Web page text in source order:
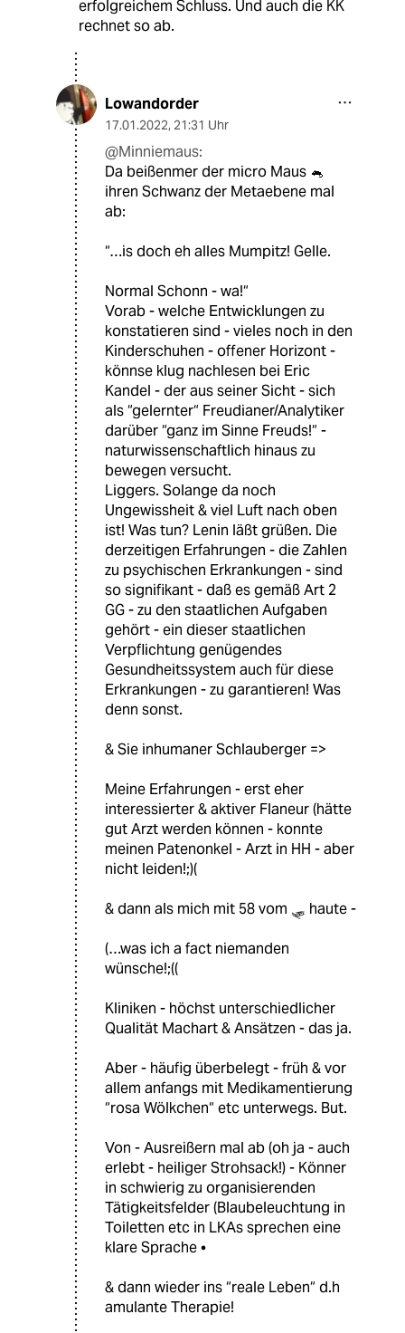
erfolgreichem Schluss. Und auch die KK
rechnet so ab.
Lowandorder
17.01.2022, 21:31 Uhr
@Minniemaus:
Da beißenmer der micro Maus 🐁
ihren Schwanz der Metaebene mal
ab:
“…is doch eh alles Mumpitz! Gelle.
Normal Schonn - wa!“
Vorab - welche Entwicklungen zu
konstatieren sind - vieles noch in den
Kinderschuhen - offener Horizont -
könnse klug nachlesen bei Eric
Kandel - der aus seiner Sicht - sich
als “gelernter“ Freudianer/Analytiker
darüber “ganz im Sinne Freuds!“ -
naturwissenschaftlich hinaus zu
bewegen versucht.
Liggers. Solange da noch
Ungewissheit & viel Luft nach oben
ist! Was tun? Lenin läßt grüßen. Die
derzeitigen Erfahrungen - die Zahlen
zu psychischen Erkrankungen - sind
so signifikant - daß es gemäß Art 2
GG - zu den staatlichen Aufgaben
gehört - ein dieser staatlichen
Verpflichtung genügendes
Gesundheitssystem auch für diese
Erkrankungen - zu garantieren! Was
denn sonst.
& Sie inhumaner Schlauberger =>
Meine Erfahrungen - erst eher
interessierter & aktiver Flaneur (hätte
gut Arzt werden können - konnte
meinen Patenonkel - Arzt in HH - aber
nicht leiden!;)(
& dann als mich mit 58 vom 🛷 haute -
(…was ich a fact niemanden
wünsche!;((
Kliniken - höchst unterschiedlicher
Qualität Machart & Ansätzen - das ja.
Aber - häufig überbelegt - früh & vor
allem anfangs mit Medikamentierung
“rosa Wölkchen“ etc unterwegs. But.
Von - Ausreißern mal ab (oh ja - auch
erlebt - heiliger Strohsack!) - Könner
in schwierig zu organisierenden
Tätigkeitsfelder (Blaubeleuchtung in
Toiletten etc in LKAs sprechen eine
klare Sprache •
& dann wieder ins “reale Leben“ d.h
amulante Therapie!